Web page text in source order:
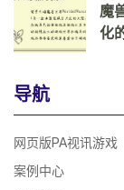
魔
化
导航
网页版PA视讯游戏
案例中心